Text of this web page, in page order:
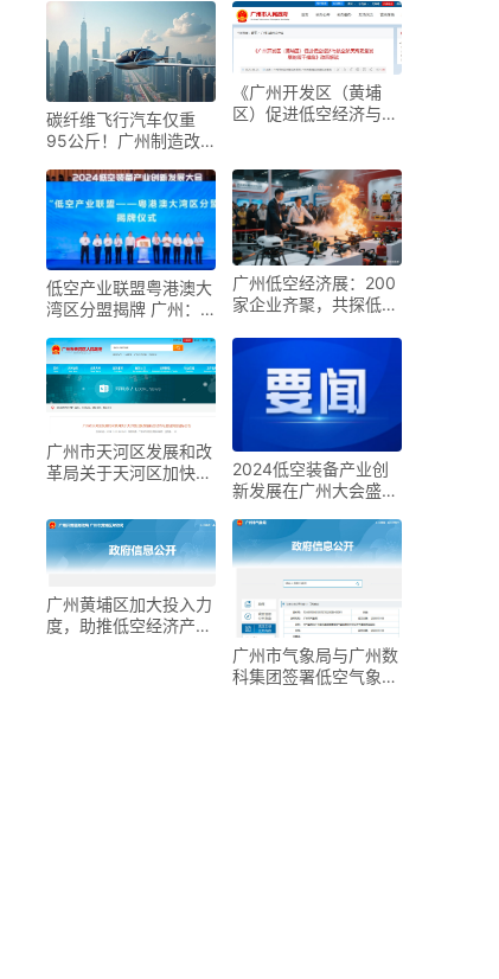
开发区（黄埔区）促进
低空经济与航空航天高
碳纤维飞行汽车仅重
95公斤！广州制造改
《广州开发区（黄埔
区）促进低空经济与航
低空产业联盟粤港澳大
湾区分盟揭牌 广州：
护航
广州低空经济展：200
家企业齐聚，共探低空
广州市天河区发展和改
革局关于天河区加快发
招标公告
2024低空装备产业创
新发展在广州大会盛大
广州黄埔区加大投入力
度，助推低空经济产业
广州市气象局与广州数
科集团签署低空气象战